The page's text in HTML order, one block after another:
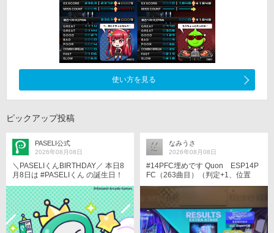
使い方を見る
ピックアップ投稿
PASELI公式
2026年08月08日
＼PASELIくんBIRTHDAY／ 本日8
月8日は #PASELIくん の誕生日！
ユーザーさん！いつもありがと
う！ 誕生日を記念して、壁紙を配
布中！ ぜひ、チェックしてみて
ね！ https://p.eagate.573.jp/game/
paseli/paseli-kun/comic/archive/09
7.html #PASELIくんのPaySmartEn
なみうさ
2026年08月08日
#14PFC埋めです Quon ESP14P
FC（263曲目）（判定+1、位置
−1）